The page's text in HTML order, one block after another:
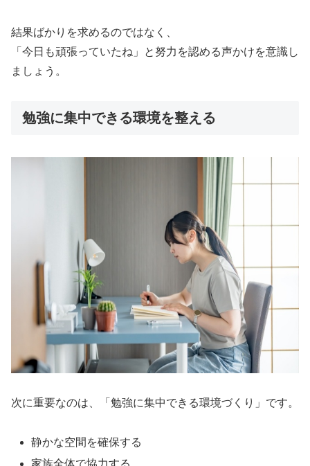
結果ばかりを求めるのではなく、
「今日も頑張っていたね」と努力を認める声かけを意識し
ましょう。
勉強に集中できる環境を整える
次に重要なのは、「勉強に集中できる環境づくり」です。
静かな空間を確保する